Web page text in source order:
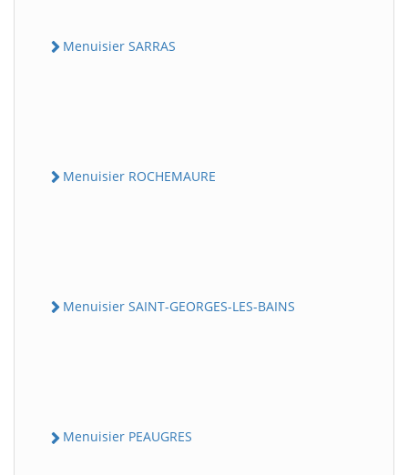
Menuisier SARRAS
Menuisier ROCHEMAURE
Menuisier SAINT-GEORGES-LES-BAINS
Menuisier PEAUGRES